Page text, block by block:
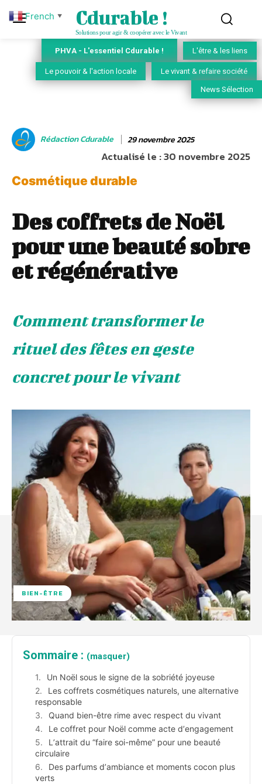
Cdurable !
Solutions pour agir & coopérer avec le Vivant
PHVA - L'essentiel Cdurable ! L'être & les liens
Le pouvoir & l'action locale Le vivant & refaire société
News Sélection
Rédaction Cdurable 29 novembre 2025
Actualisé le :30 novembre 2025
Cosmétique durable
Des coffrets de Noël
pour une beauté sobre
et régénérative
Comment transformer le
rituel des fêtes en geste
concret pour le vivant
BIEN-ÊTRE
Sommaire : (masquer)
Un Noël sous le signe de la sobriété joyeuse
Les coffrets cosmétiques naturels, une alternative
responsable
Quand bien-être rime avec respect du vivant
Le coffret pour Noël comme acte dʼengagement
Lʼattrait du “faire soi-même” pour une beauté
circulaire
Des parfums dʼambiance et moments cocon plus
verts
French ▼